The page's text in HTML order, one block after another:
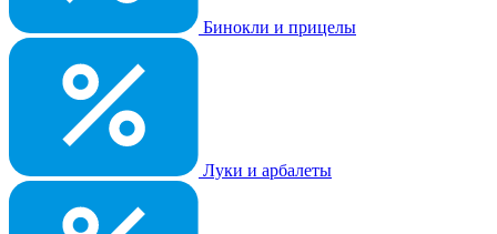
Бинокли и прицелы
Луки и арбалеты